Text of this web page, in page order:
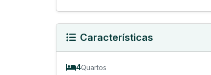
Características
4Quartos